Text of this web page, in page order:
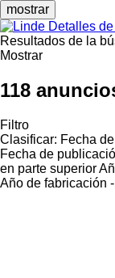
mostrar
Detalles
Resultados de la
Mostrar
118
Filtro
Clasificar: Fecha
Fecha de
en parte superior
Año de fabricación